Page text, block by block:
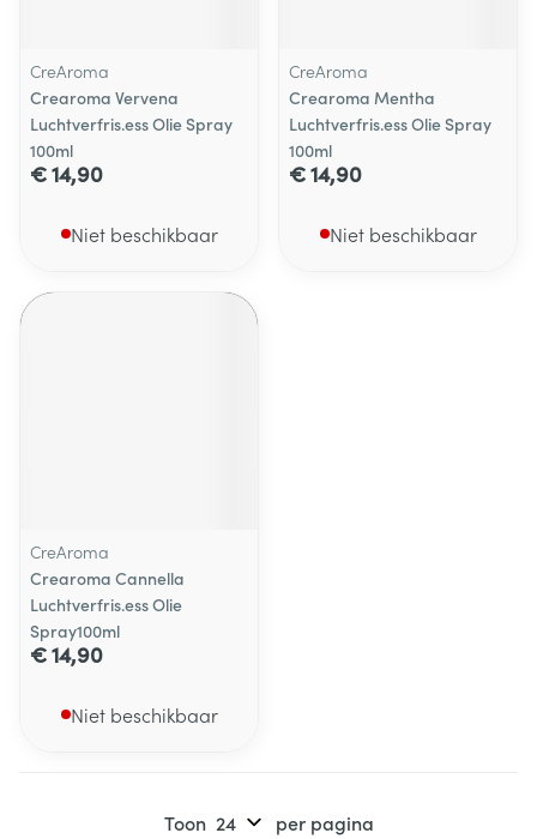
CreAroma
Crearoma Vervena
Luchtverfris.ess Olie Spray
100ml
€ 14,90
Niet beschikbaar
CreAroma
Crearoma Mentha
Luchtverfris.ess Olie Spray
100ml
€ 14,90
Niet beschikbaar
CreAroma
Crearoma Cannella
Luchtverfris.ess Olie
Spray100ml
€ 14,90
Niet beschikbaar
Toon per pagina